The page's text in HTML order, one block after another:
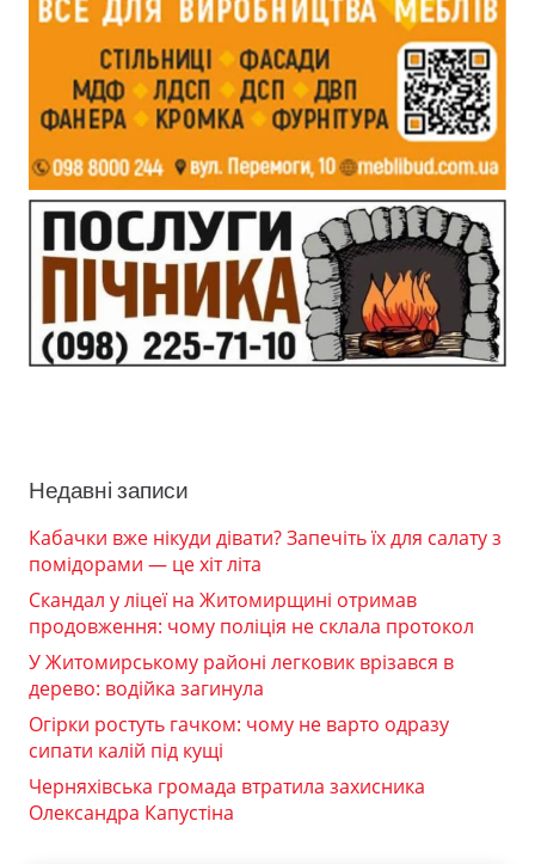
Недавні записи
Кабачки вже нікуди дівати? Запечіть їх для салату з
помідорами — це хіт літа
Скандал у ліцеї на Житомирщині отримав
продовження: чому поліція не склала протокол
У Житомирському районі легковик врізався в
дерево: водійка загинула
Огірки ростуть гачком: чому не варто одразу
сипати калій під кущі
Черняхівська громада втратила захисника
Олександра Капустіна